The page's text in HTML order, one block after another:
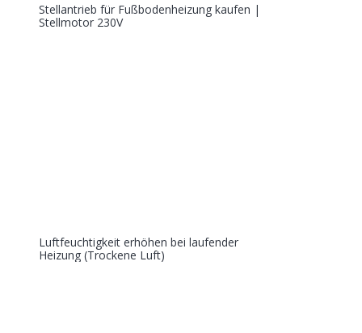
Stellantrieb für Fußbodenheizung kaufen |
Stellmotor 230V
Luftfeuchtigkeit erhöhen bei laufender
Heizung (Trockene Luft)